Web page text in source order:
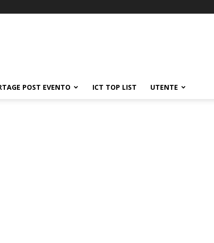
POST EVENTO ICT TOP LIST UTENTE